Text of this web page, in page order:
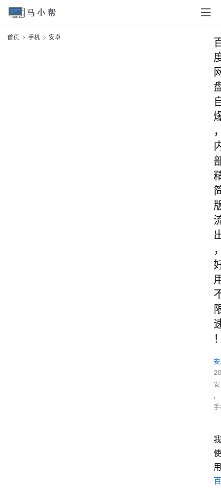
首页 手机 安卓
,
我
使
用
百